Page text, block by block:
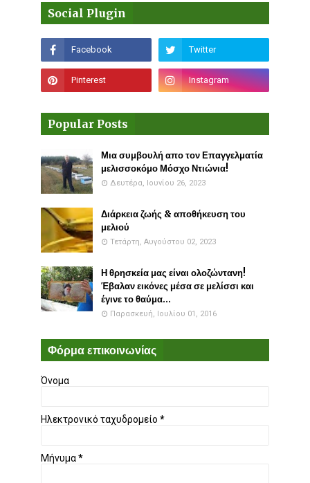
Social Plugin
Popular Posts
Μια συμβουλή απο τον Επαγγελματία
μελισσοκόμο Μόσχο Ντιώνια!
Δευτέρα, Ιουνίου 26, 2023
Διάρκεια ζωής & αποθήκευση του
μελιού
Τετάρτη, Αυγούστου 02, 2023
Η θρησκεία μας είναι ολοζώντανη!
Έβαλαν εικόνες μέσα σε μελίσσι και
έγινε το θαύμα...
Παρασκευή, Ιουλίου 01, 2016
Φόρμα επικοινωνίας
Όνομα
Ηλεκτρονικό ταχυδρομείο *
Μήνυμα*